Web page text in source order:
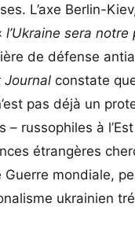
L’axe Berlin-
l’Ukraine sera
de défense
Journal constate
pas déjà un
– russophiles à
étrangères
mondiale,
ukrainien